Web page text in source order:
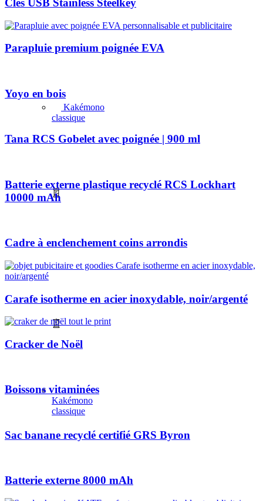
Kakémono
classique
Kakémono
classique
Clés USB Stainless Steelkey
Parapluie premium poignée EVA
Yoyo en bois
Tana RCS Gobelet avec poignée | 900 ml
Batterie externe plastique recyclé RCS Lockhart
10000 mAh
Cadre à enclenchement coins arrondis
Carafe isotherme en acier inoxydable, noir/argenté
Cracker de Noël
Boissons vitaminées
Sac banane recyclé certifié GRS Byron
Batterie externe 8000 mAh